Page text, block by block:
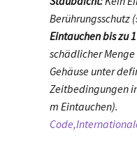
Berührungsschutz
Eintauchen bis zu
schädlicher
Gehäuse unter
Zeitbedingungen
m Eintauchen).